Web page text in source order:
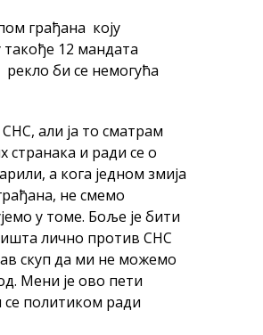
грађана коју
такође 12 мандата
би се немогућа
али ја то сматрам
странака и ради се о
а кога једном змија
не смемо
у томе. Боље је бити
лично против СНС
скуп да ми не можемо
Мени је ово пети
политиком ради